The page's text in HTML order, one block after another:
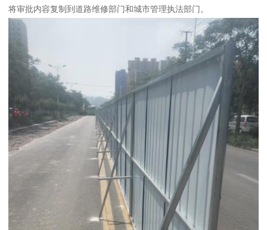
将审批内容复制到道路维修部门和城市管理执法部门。